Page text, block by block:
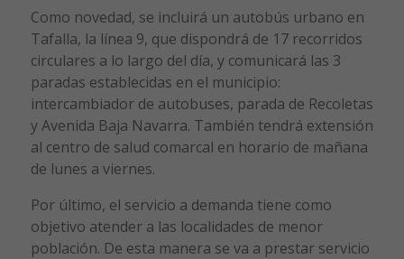
Como novedad, se incluirá un autobús urbano en
Tafalla, la línea 9, que dispondrá de 17 recorridos
circulares a lo largo del día, y comunicará las 3
paradas establecidas en el municipio:
intercambiador de autobuses, parada de Recoletas
y Avenida Baja Navarra. También tendrá extensión
al centro de salud comarcal en horario de mañana
de lunes a viernes.
Por último, el servicio a demanda tiene como
objetivo atender a las localidades de menor
población. De esta manera se va a prestar servicio